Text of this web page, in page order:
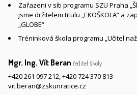
Zařazeni v síti programu SZU Praha
jsme držitelem titulu „EKOŠKOLA“ a
„GLOBE“
Tréninková škola programu „Učitel
Mgr. Ing. Vít Beran ředitel školy
+420 261 097 212,+420 724 370 813
vit.beran@zskunratice.cz